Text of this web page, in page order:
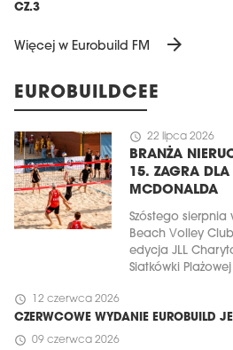
CZ.3
Więcej w Eurobuild FM arrow_forward
EUROBUILDCEE
schedule 22 lipca 2026
BRANŻA
15. ZAGRA
MCDONALDA
Szóstego sierpnia
Beach Volley
edycja JLL
Siatkówki
schedule 12 czerwca 2026
CZERWCOWE WYDANIE EUROBUILD
schedule 09 czerwca 2026